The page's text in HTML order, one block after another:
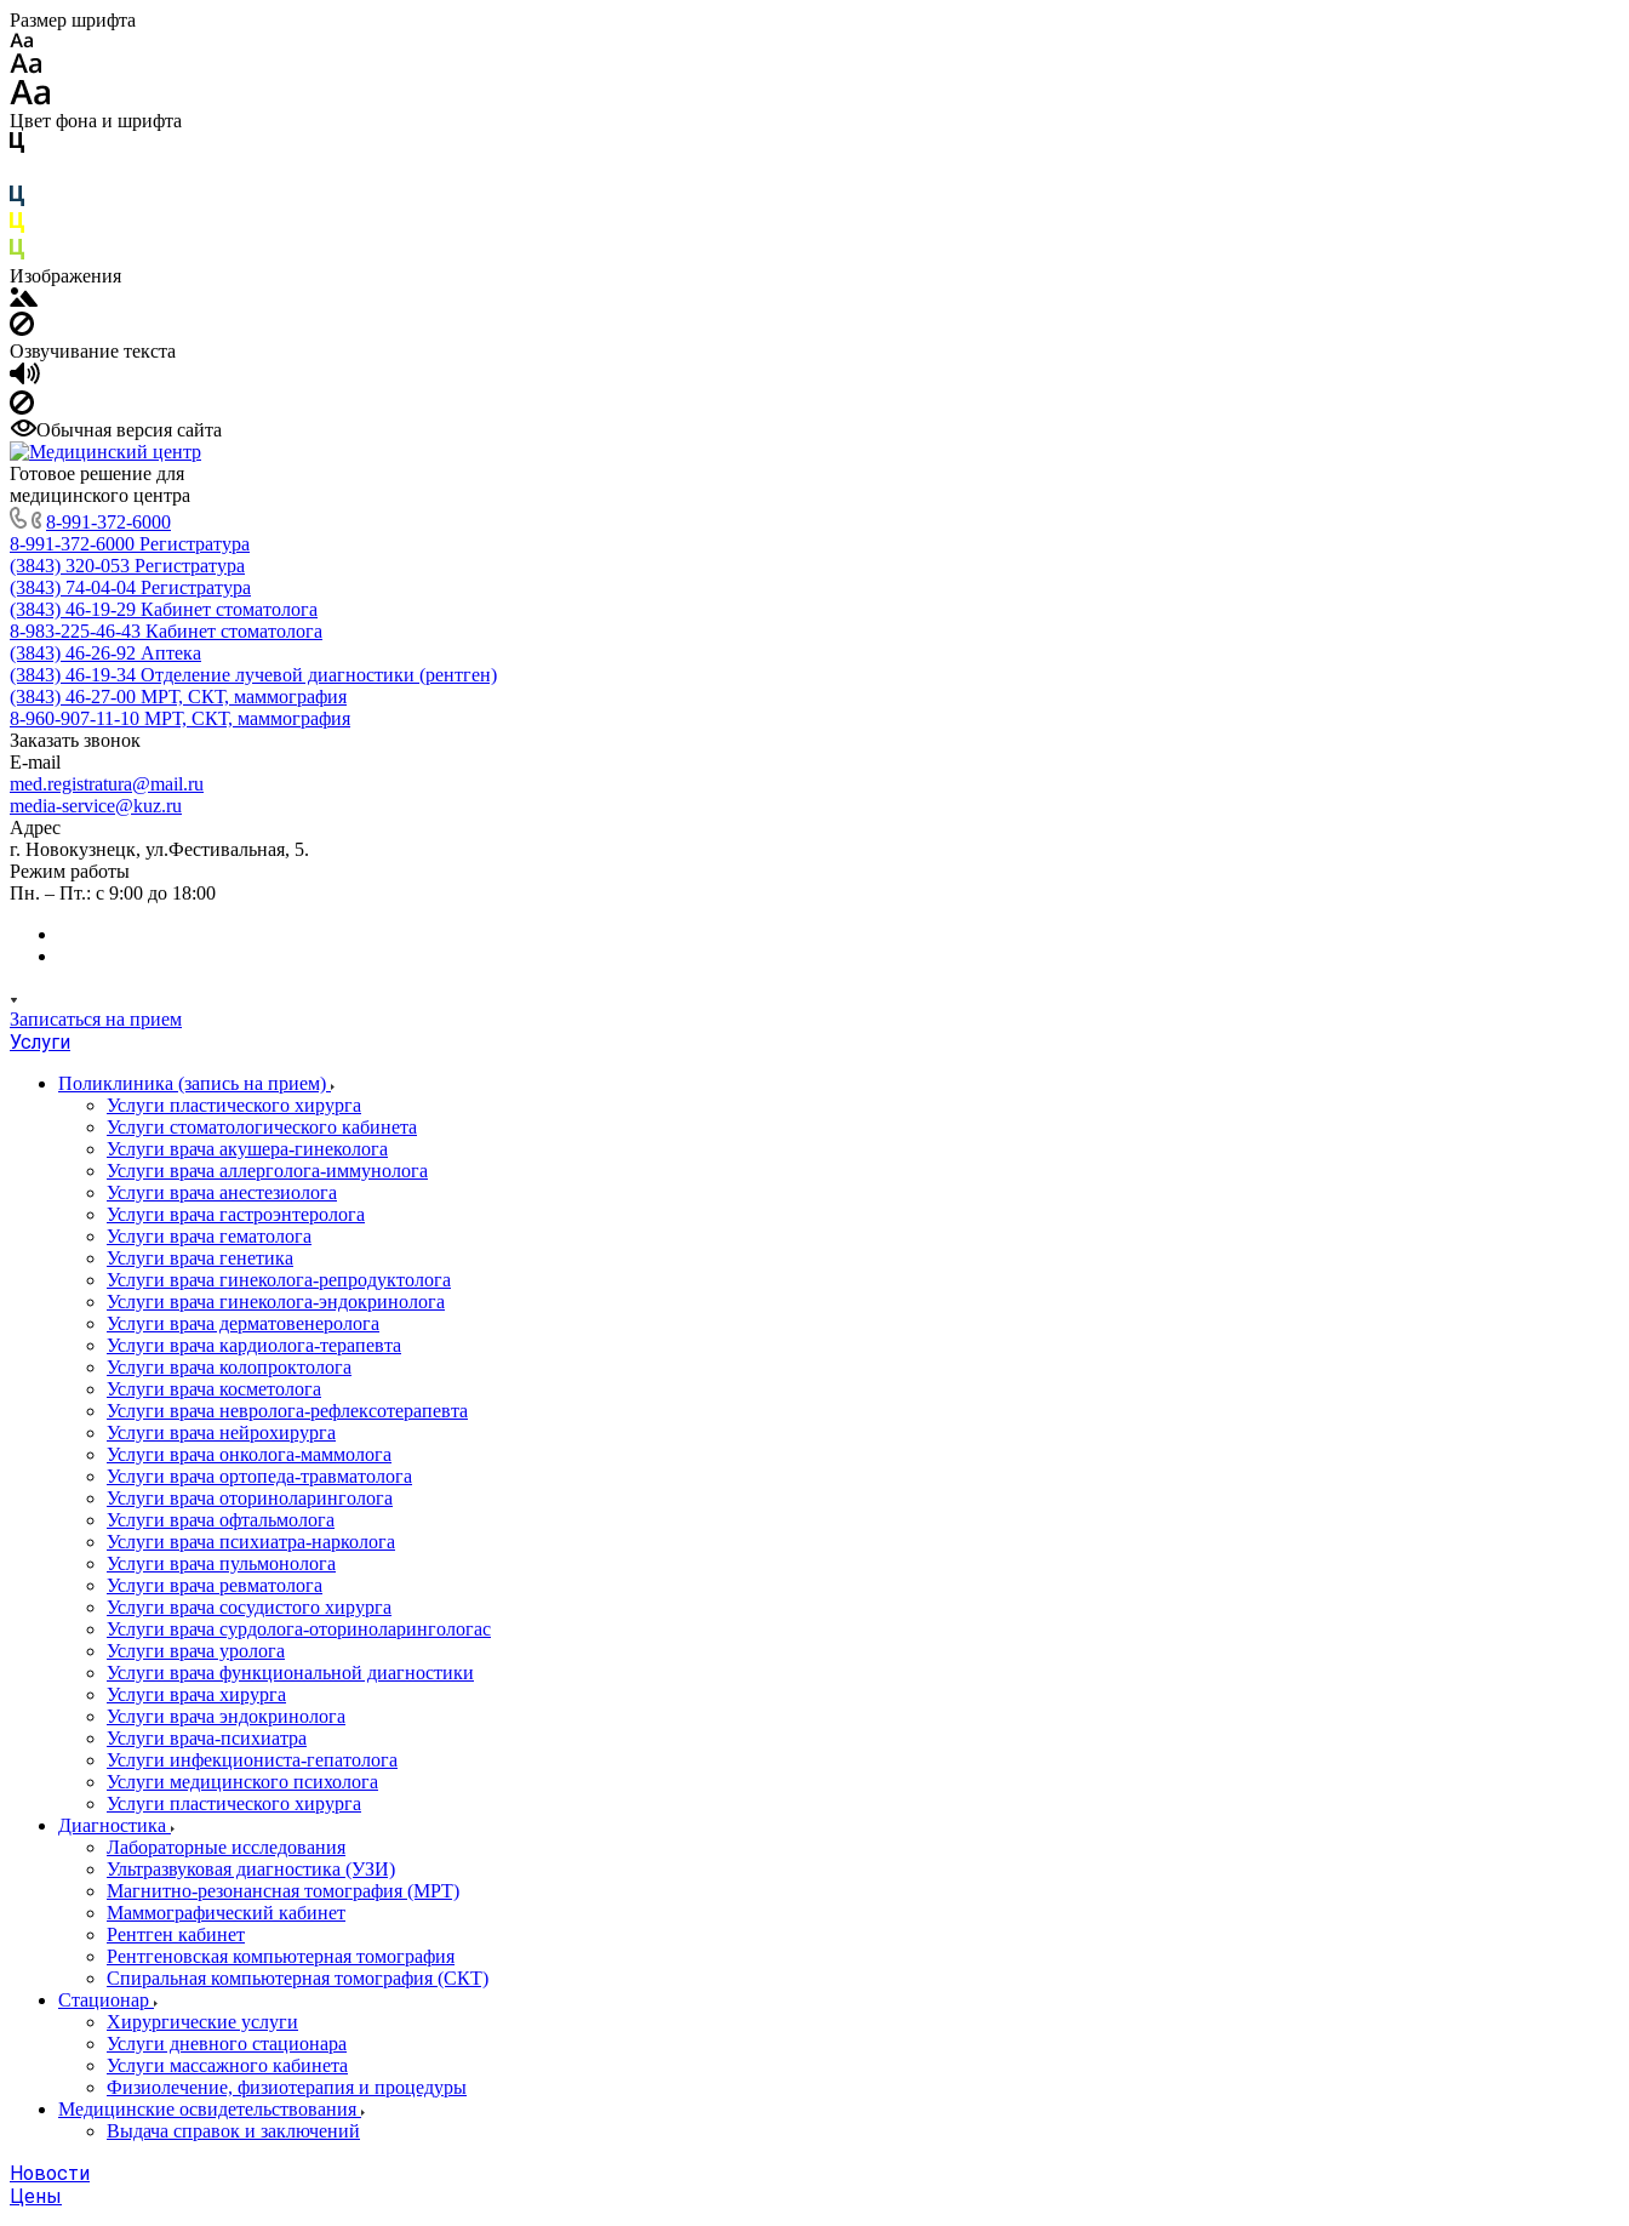
Размер шрифта
Цвет фона и шрифта
Изображения
Озвучивание текста
Обычная версия сайта
Готовое решение для
медицинского центра
8-991-372-6000
8-991-372-6000 Регистратура
(3843) 320-053 Регистратура
(3843) 74-04-04 Регистратура
(3843) 46-19-29 Кабинет стоматолога
8-983-225-46-43 Кабинет стоматолога
(3843) 46-26-92 Аптека
(3843) 46-19-34 Отделение лучевой диагностики (рентген)
(3843) 46-27-00 МРТ, СКТ, маммография
8-960-907-11-10 МРТ, СКТ, маммография
Заказать звонок
E-mail
med.registratura@mail.ru
media-service@kuz.ru
Адрес
г. Новокузнецк, ул.Фестивальная, 5.
Режим работы
Пн. – Пт.: с 9:00 до 18:00
Записаться на прием
Услуги
Поликлиника (запись на прием)
Услуги пластического хирурга
Услуги стоматологического кабинета
Услуги врача акушера-гинеколога
Услуги врача аллерголога-иммунолога
Услуги врача анестезиолога
Услуги врача гастроэнтеролога
Услуги врача гематолога
Услуги врача генетика
Услуги врача гинеколога-репродуктолога
Услуги врача гинеколога-эндокринолога
Услуги врача дерматовенеролога
Услуги врача кардиолога-терапевта
Услуги врача колопроктолога
Услуги врача косметолога
Услуги врача невролога-рефлексотерапевта
Услуги врача нейрохирурга
Услуги врача онколога-маммолога
Услуги врача ортопеда-травматолога
Услуги врача оториноларинголога
Услуги врача офтальмолога
Услуги врача психиатра-нарколога
Услуги врача пульмонолога
Услуги врача ревматолога
Услуги врача сосудистого хирурга
Услуги врача сурдолога-оториноларингологас
Услуги врача уролога
Услуги врача функциональной диагностики
Услуги врача хирурга
Услуги врача эндокринолога
Услуги врача-психиатра
Услуги инфекциониста-гепатолога
Услуги медицинского психолога
Услуги пластического хирурга
Диагностика
Лабораторные исследования
Ультразвуковая диагностика (УЗИ)
Магнитно-резонансная томография (МРТ)
Маммографический кабинет
Рентген кабинет
Рентгеновская компьютерная томография
Спиральная компьютерная томография (СКТ)
Стационар
Хирургические услуги
Услуги дневного стационара
Услуги массажного кабинета
Физиолечение, физиотерапия и процедуры
Медицинские освидетельствования
Выдача справок и заключений
Новости
Цены